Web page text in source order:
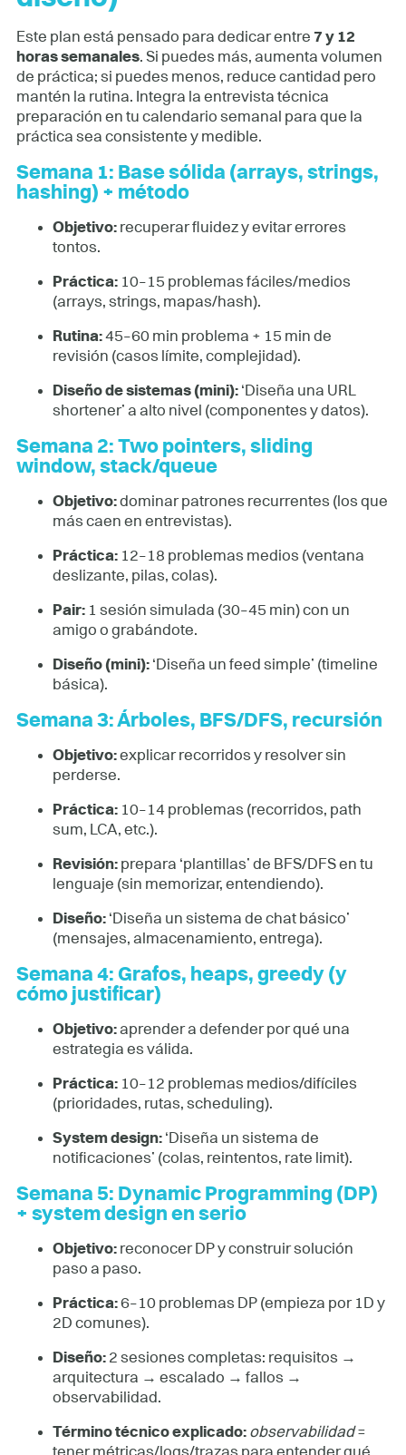
Este plan está pensado para dedicar entre 7 y 12
horas semanales. Si puedes más, aumenta volumen
de práctica; si puedes menos, reduce cantidad pero
mantén la rutina. Integra la entrevista técnica
preparación en tu calendario semanal para que la
práctica sea consistente y medible.
Semana 1: Base sólida (arrays, strings,
hashing) + método
Objetivo: recuperar fluidez y evitar errores
tontos.
Práctica: 10–15 problemas fáciles/medios
(arrays, strings, mapas/hash).
Rutina:45–60 min problema + 15 min de
revisión (casos límite, complejidad).
Diseño de sistemas (mini): ‘Diseña una URL
shortener’ a alto nivel (componentes y datos).
Semana 2: Two pointers, sliding
window, stack/queue
Objetivo:dominar patrones recurrentes (los que
más caen en entrevistas).
Práctica: 12–18 problemas medios (ventana
deslizante, pilas, colas).
Pair: 1 sesión simulada (30–45 min) con un
amigo o grabándote.
Diseño (mini): ‘Diseña un feed simple’ (timeline
básica).
Semana 3: Árboles, BFS/DFS, recursión
Objetivo:explicar recorridos y resolver sin
perderse.
Práctica: 10–14 problemas (recorridos, path
sum, LCA, etc.).
Revisión: prepara ‘plantillas’ de BFS/DFS en tu
lenguaje (sin memorizar, entendiendo).
Diseño: ‘Diseña un sistema de chat básico’
(mensajes, almacenamiento, entrega).
Semana 4: Grafos, heaps, greedy (y
cómo justificar)
Objetivo:aprender a defender por qué una
estrategia es válida.
Práctica: 10–12 problemas medios/difíciles
(prioridades, rutas, scheduling).
System design: ‘Diseña un sistema de
notificaciones’ (colas, reintentos, rate limit).
Semana 5: Dynamic Programming (DP)
+ system design en serio
Objetivo: reconocer DP y construir solución
paso a paso.
Práctica:6–10 problemas DP (empieza por 1D y
2D comunes).
Diseño: 2 sesiones completas: requisitos →
arquitectura → escalado → fallos →
observabilidad.
Término técnico explicado: observabilidad=
tener métricas/logs/trazas para entender qué